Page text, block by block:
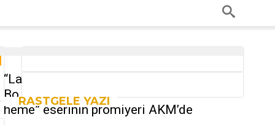
RASTGELE YAZI
“La
Bo
heme” eserinin prömiyeri AKM’de